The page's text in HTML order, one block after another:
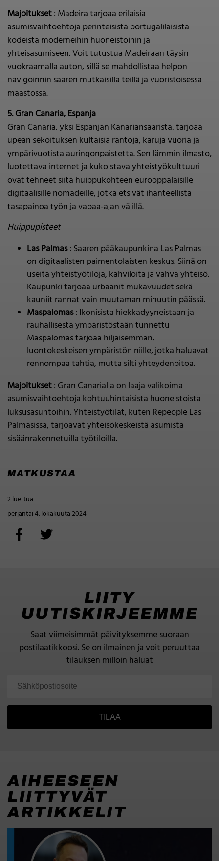
Majoitukset: Madeira tarjoaa erilaisia
asumisvaihtoehtoja perinteisistä portugalilaisista
kodeista moderneihin huoneistoihin ja
yhteisasumiseen. Voit tutustua Madeiraan täysin
vuokraamalla auton, sillä se mahdollistaa helpon
navigoinnin saaren mutkaisilla teillä ja vuoristoisessa
maastossa.
5. Gran Canaria, Espanja
Gran Canaria, yksi Espanjan Kanariansaarista, tarjoaa
upean sekoituksen kultaisia rantoja, karuja vuoria ja
ympärivuotista auringonpaistetta. Sen lämmin ilmasto,
luotettava internet ja kukoistava yhteistyökulttuuri
ovat tehneet siitä huippukohteen eurooppalaisille
digitaalisille nomadeille, jotka etsivät ihanteellista
tasapainoa työn ja vapaa-ajan välillä.
Huippupisteet
Las Palmas: Saaren pääkaupunkina Las Palmas
on digitaalisten paimentolaisten keskus. Siinä on
useita yhteistyötiloja, kahviloita ja vahva yhteisö.
Kaupunki tarjoaa urbaanit mukavuudet sekä
kauniit rannat vain muutaman minuutin päässä.
Maspalomas: Ikonisista hiekkadyyneistaan ja
rauhallisesta ympäristöstään tunnettu
Maspalomas tarjoaa hiljaisemman,
luontokeskeisen ympäristön niille, jotka haluavat
rennompaa tahtia, mutta silti yhteydenpitoa.
Majoitukset: Gran Canarialla on laaja valikoima
asumisvaihtoehtoja kohtuuhintaisista huoneistoista
luksusasuntoihin. Yhteistyötilat, kuten Repeople Las
Palmasissa, tarjoavat yhteisökeskeistä asumista
sisäänrakennetuilla työtiloilla.
MATKUSTAA
2 luettua
perjantai 4. lokakuuta 2024
LIITY
UUTISKIRJEEMME
Saat viimeisimmät päivityksemme suoraan
postilaatikkoosi.Se on ilmainen ja voit peruuttaa
tilauksen milloin haluat
TILAA
AIHEESEEN
LIITTYVÄT
ARTIKKELIT